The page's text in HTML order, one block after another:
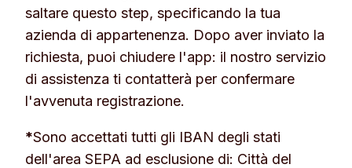
saltare questo step, specificando la tua
azienda di appartenenza. Dopo aver inviato la
richiesta, puoi chiudere l'app: il nostro servizio
di assistenza ti contatterà per confermare
l'avvenuta registrazione.
*Sono accettati tutti gli IBAN degli stati
dell'area SEPA ad esclusione di: Città del